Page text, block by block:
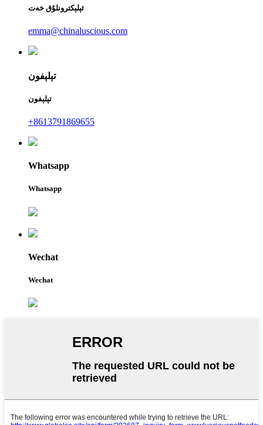
ئېلېكترونلۇق خەت
emma@chinaluscious.com
تېلېفون
تېلېفون
+8613791869655
Whatsapp
Whatsapp
Wechat
Wechat